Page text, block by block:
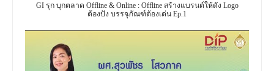
GI รุก บุกตลาด Offline & Online : Offline สร้างแบรนต์ให้ดัง Logo
ต้องปัง บรรจุภัณฑ์ต้องเด่น Ep.1